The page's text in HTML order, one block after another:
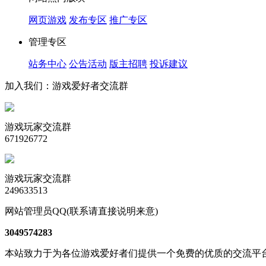
网页游戏 发布专区 推广专区
管理专区
站务中心 公告活动 版主招聘 投诉建议
加入我们：游戏爱好者交流群
游戏玩家交流群
671926772
游戏玩家交流群
249633513
网站管理员QQ(联系请直接说明来意)
3049574283
本站致力于为各位游戏爱好者们提供一个免费的优质的交流平